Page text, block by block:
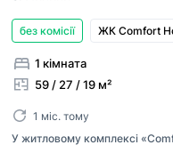
без комісії ЖК Comfort
1 кімната
59 / 27 / 19 м²
1 міс. тому
У житловому комплексі